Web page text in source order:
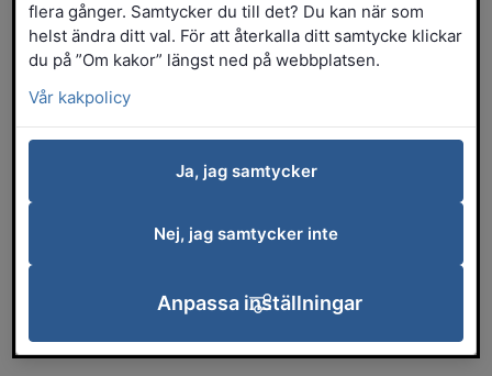
Filtrera resultatet
Det här formuläret postas automatiskt
Sökord
flera gånger. Samtycker du till det? Du kan när som
helst ändra ditt val. För att återkalla ditt samtycke klickar
du på ”Om kakor” längst ned på webbplatsen.
Vår kakpolicy
Ja, jag samtycker
Nej, jag samtycker inte
Anpassa inställningar